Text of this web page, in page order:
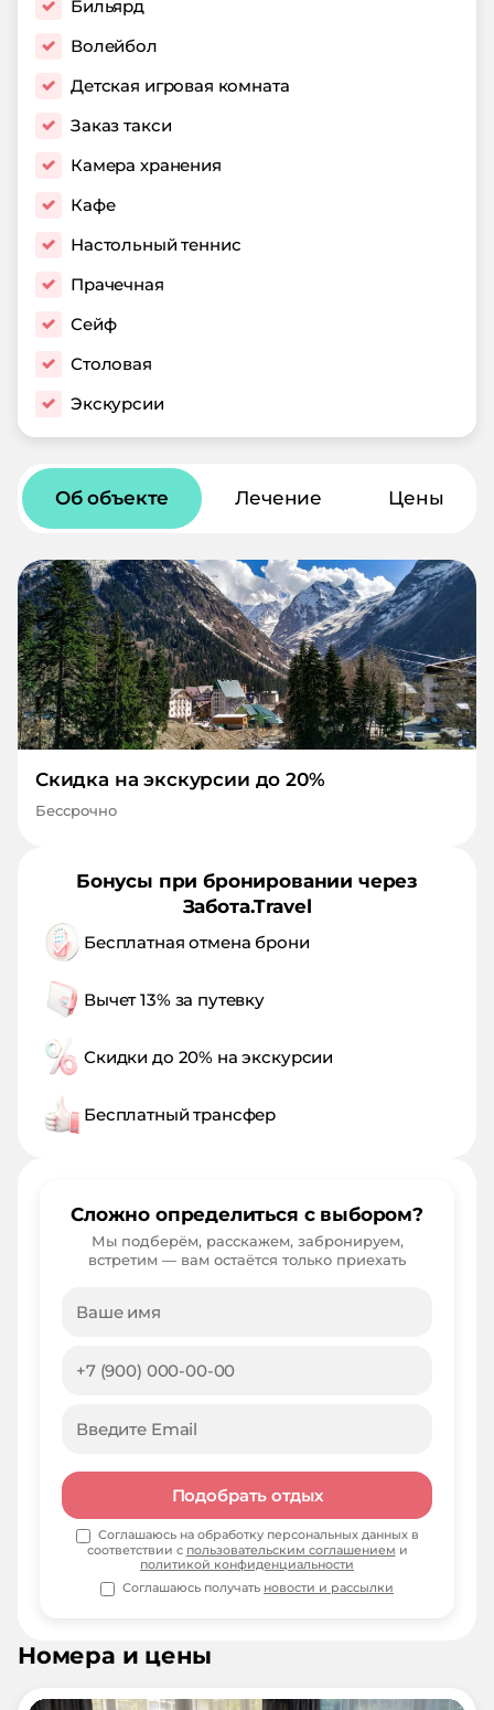
Бильярд
Волейбол
Детская игровая комната
Заказ такси
Камера хранения
Кафе
Настольный теннис
Прачечная
Сейф
Столовая
Экскурсии
Об объекте Лечение Цены
Номера и цены
Скидка на экскурсии до 20%
Бессрочно
Бонусы при бронировании через
Забота.Travel
Бесплатная отмена брони
Вычет 13% за путевку
Скидки до 20% на экскурсии
Бесплатный трансфер
Сложно определиться с выбором?
Мы подберём, расскажем, забронируем,
встретим — вам остаётся только приехать
Подобрать отдых
Соглашаюсь на обработку персональных данных в
соответствии с пользовательским соглашением и
политикой конфиденциальности
Соглашаюсь получать новости и рассылки